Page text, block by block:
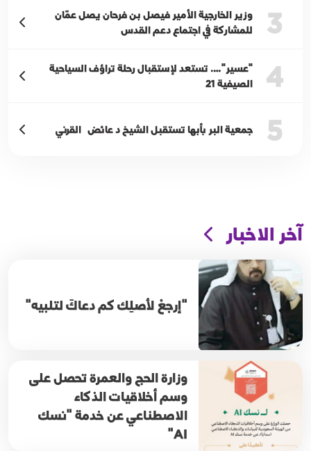
3
وزير الخارجية الأمير فيصل بن فرحان يصل عمّان
للمشاركة في اجتماع دعم القدس
4
"عسير"…. تستعد لإستقبال رحلة تراؤف السياحية
الصيفية 21
5 جمعية البر بأبها تستقبل الشيخ د عائض القرني
آخر الاخبار
"إرجعْ لأصلِك كم دعاكَ لتلبيه"
وزارة الحج والعمرة تحصل على
وسم أخلاقيات الذكاء
الاصطناعي عن خدمة "نسك
AI"